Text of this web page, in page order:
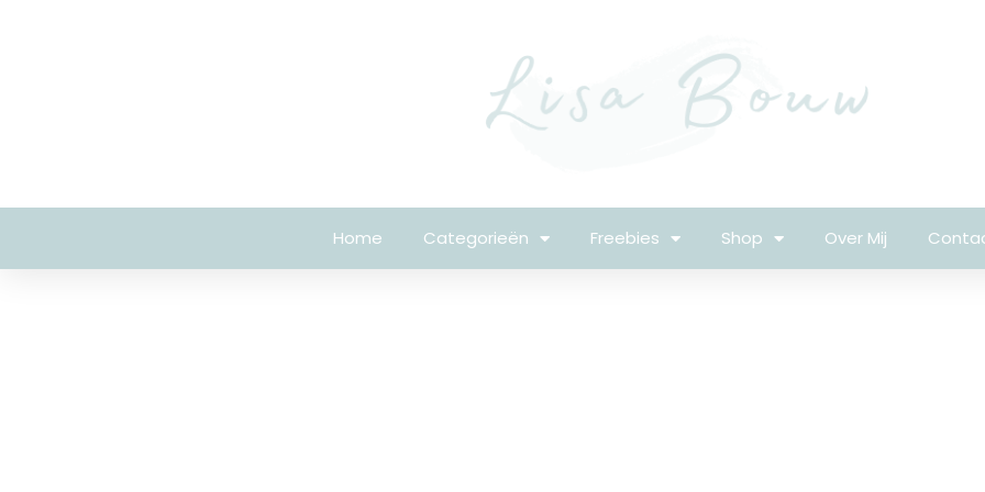
Home Categorieën Freebies Shop Over Mij